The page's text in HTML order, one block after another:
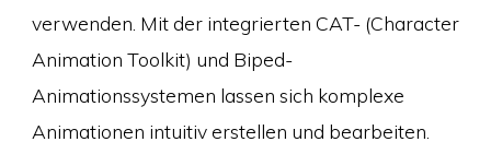
verwenden. Mit der integrierten CAT- (Character
Animation Toolkit) und Biped-
Animationssystemen lassen sich komplexe
Animationen intuitiv erstellen und bearbeiten.